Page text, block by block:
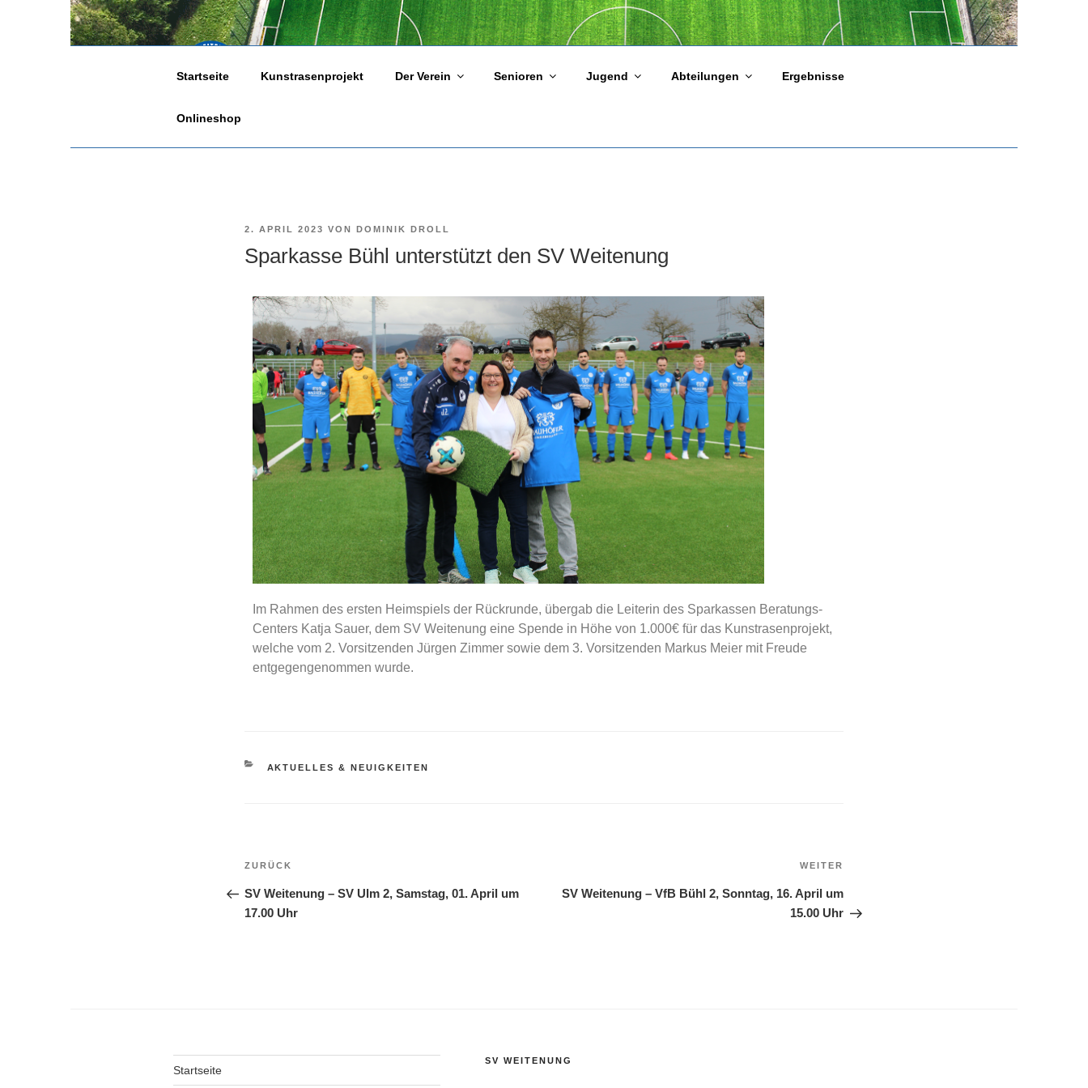
SV Weitenung
Startseite Kunstrasenprojekt Der Verein Senioren Jugend Abteilungen Ergebnisse
Onlineshop
2. APRIL 2023 VON DOMINIK DROLL
Sparkasse Bühl unterstützt den SV Weitenung
Im Rahmen des ersten Heimspiels der Rückrunde, übergab die Leiterin des Sparkassen Beratungs-
Centers Katja Sauer, dem SV Weitenung eine Spende in Höhe von 1.000€ für das Kunstrasenprojekt,
welche vom 2. Vorsitzenden Jürgen Zimmer sowie dem 3. Vorsitzenden Markus Meier mit Freude
entgegengenommen wurde.
AKTUELLES & NEUIGKEITEN
ZURÜCK
SV Weitenung – SV Ulm 2, Samstag, 01. April um
17.00 Uhr
WEITER
SV Weitenung – VfB Bühl 2, Sonntag, 16. April um
15.00 Uhr
Startseite
SV WEITENUNG